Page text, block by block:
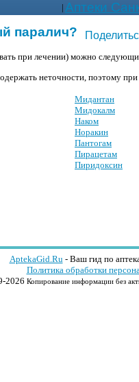
| Аптеки
паралич?
при лечении) можно
неточности, поэтому
Мидантан
Мидокалм
Наком
Норакин
Пантогам
Пирацетам
Пиридоксин
AptekaGid.Ru- Ваш гид по
Политика обработки
2026 Копирование информации без